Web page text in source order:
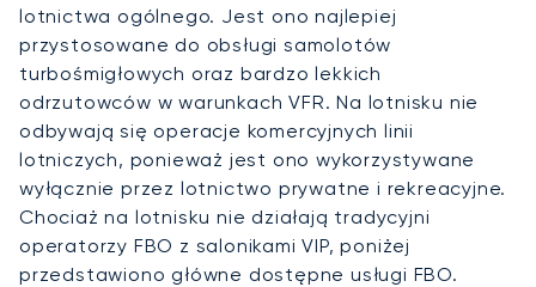
lotnictwa ogólnego. Jest ono najlepiej
przystosowane do obsługi samolotów
turbośmigłowych oraz bardzo lekkich
odrzutowców w warunkach VFR. Na lotnisku nie
odbywają się operacje komercyjnych linii
lotniczych, ponieważ jest ono wykorzystywane
wyłącznie przez lotnictwo prywatne i rekreacyjne.
Chociaż na lotnisku nie działają tradycyjni
operatorzy FBO z salonikami VIP, poniżej
przedstawiono główne dostępne usługi FBO.